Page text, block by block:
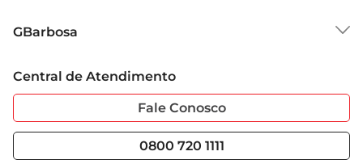
Grupo Cencosud
Sobre Privacidade
Portal do Fornecedo
Nossas Lojas
GBarbosa
Garantia Estendida
Serviços
Black Friday
Central de Atendimento
Fale Conosco
0800 720 1111